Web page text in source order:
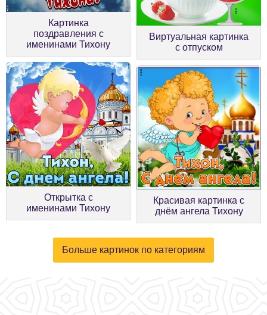
Картинка
поздравления с
именинами Тихону
Виртуальная картинка
с отпуском
Открытка с
именинами Тихону
Красивая картинка с
днём ангела Тихону
Больше картинок по категориям